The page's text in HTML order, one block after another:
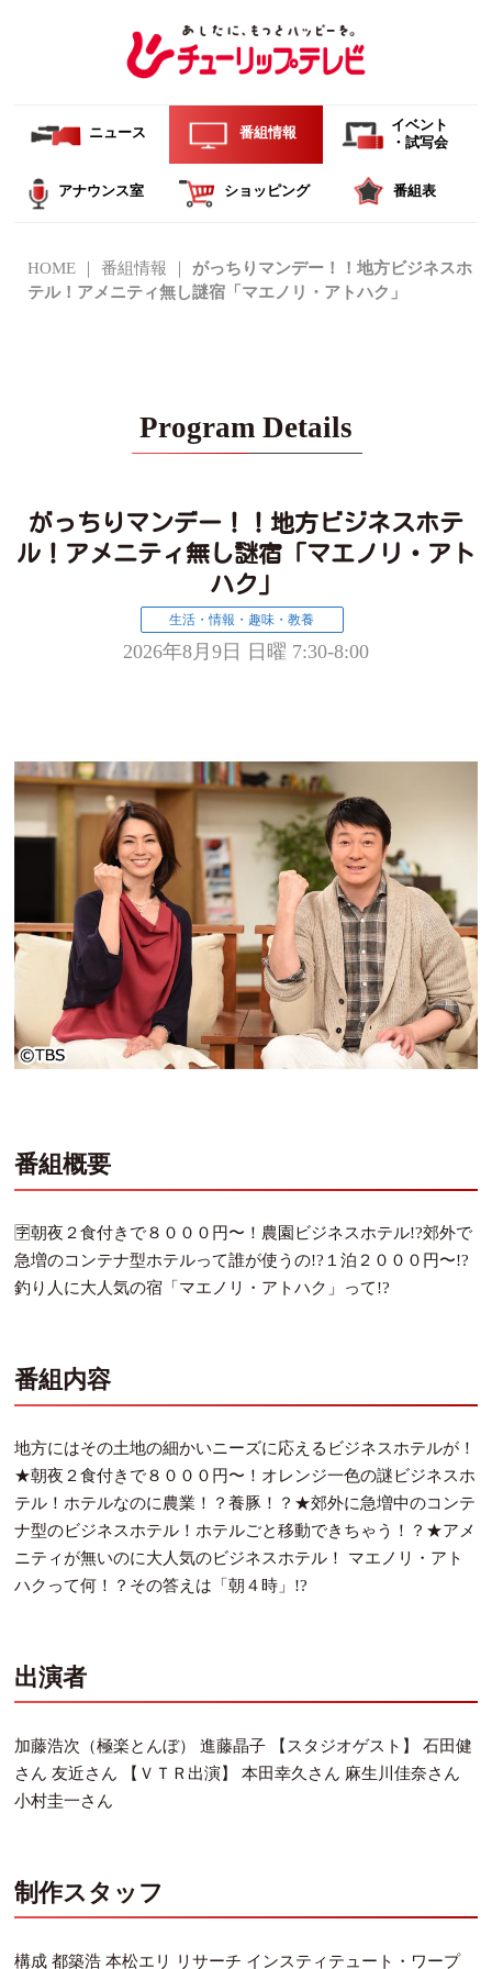
ニュース 番組情報
イベント
・試写会
アナウンス室 ショッピング 番組表
HOME 番組情報
がっちりマンデー！！地方ビジネスホ
テル！アメニティ無し謎宿「マエノリ・アトハク」
Program Details
がっちりマンデー！！地方ビジネスホテ
ル！アメニティ無し謎宿「マエノリ・アト
ハク」
生活・情報・趣味・教養
2026年8月9日 日曜 7:30-8:00
番組概要
🈑朝夜２食付きで８０００円〜！農園ビジネスホテル!?郊外で
急増のコンテナ型ホテルって誰が使うの!?１泊２０００円〜!?
釣り人に大人気の宿「マエノリ・アトハク」って!?
番組内容
地方にはその土地の細かいニーズに応えるビジネスホテルが！
★朝夜２食付きで８０００円〜！オレンジ一色の謎ビジネスホ
テル！ホテルなのに農業！？養豚！？★郊外に急増中のコンテ
ナ型のビジネスホテル！ホテルごと移動できちゃう！？★アメ
ニティが無いのに大人気のビジネスホテル！ マエノリ・アト
ハクって何！？その答えは「朝４時」!?
出演者
加藤浩次（極楽とんぼ） 進藤晶子 【スタジオゲスト】 石田健
さん 友近さん 【ＶＴＲ出演】 本田幸久さん 麻生川佳奈さん
小村圭一さん
制作スタッフ
構成 都築浩 本松エリ リサーチ インスティテュート・ワープ